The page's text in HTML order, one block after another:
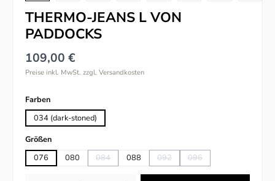
THERMO-JEANS L VON
PADDOCKS
109,00 €
Preise inkl. MwSt. zzgl. Versandkosten
Farbenauswählen
034 (dark-stoned)
Größenauswählen
076
080 084(Diese Option ist zurzeit nicht verfügbar.)
088 092(Diese Option ist zurzeit nicht
096(Diese Option ist zurzeit